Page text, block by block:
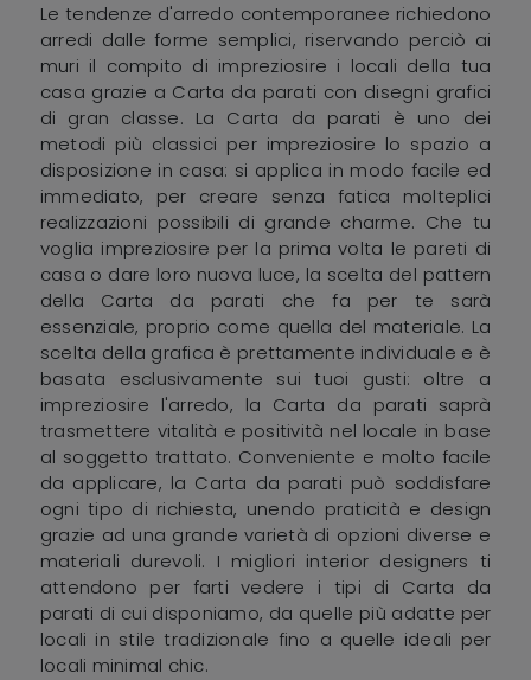
Le tendenze d'arredo contemporanee richiedono
arredi dalle forme semplici, riservando perciò ai
muri il compito di impreziosire i locali della tua
casa grazie a Carta da parati con disegni grafici
di gran classe. La Carta da parati è uno dei
metodi più classici per impreziosire lo spazio a
disposizione in casa: si applica in modo facile ed
immediato, per creare senza fatica molteplici
realizzazioni possibili di grande charme. Che tu
voglia impreziosire per la prima volta le pareti di
casa o dare loro nuova luce, la scelta del pattern
della Carta da parati che fa per te sarà
essenziale, proprio come quella del materiale. La
scelta della grafica è prettamente individuale e è
basata esclusivamente sui tuoi gusti: oltre a
impreziosire l'arredo, la Carta da parati saprà
trasmettere vitalità e positività nel locale in base
al soggetto trattato. Conveniente e molto facile
da applicare, la Carta da parati può soddisfare
ogni tipo di richiesta, unendo praticità e design
grazie ad una grande varietà di opzioni diverse e
materiali durevoli. I migliori interior designers ti
attendono per farti vedere i tipi di Carta da
parati di cui disponiamo, da quelle più adatte per
locali in stile tradizionale fino a quelle ideali per
locali minimal chic.